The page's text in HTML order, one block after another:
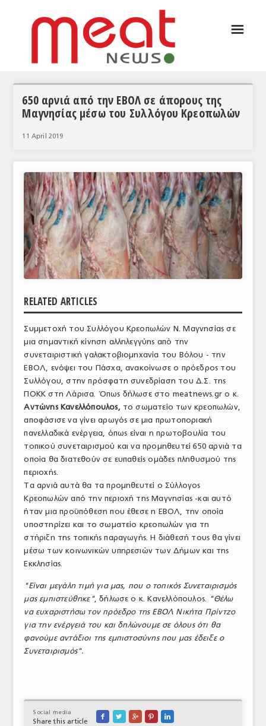
ΣΥΝΕΝΤΕΥΞΕΙΣ
ΘΕΜΑΤΑ
ΚΟΣΜΟΣ
ΕΙΔΗΣΕΙΣ
ΕΥΡΩΠΑΪΚΕΣ ΑΠΟΦΑΣΕΙΣ
ΘΕΜΑΤΑ
ΕΜΠΟΡΙΚΟΣ ΚΑΤΑΛΟΓΟΣ
ΠΑΡΑΓΩΓΗ & ΕΜΠΟΡΙΑ
ΣΦΑΓΕΙΑ
ΠΡΩΤΕΣ ΥΛΕΣ
ΕΞΟΠΛΙΣΜΟΣ
ΥΠΗΡΕΣΙΕΣ
ΕΜΠΟΡΙΚΟΙ ΑΝΤΙΠΡΟΣΩΠΟΙ
ΝΟΜΟΘΕΣΙΑ
ΕΛΛΗΝΙΚΗ ΝΟΜΟΘΕΣΙΑ
ΕΥΡΩΠΑΪΚΗ ΝΟΜΟΘΕΣΙΑ
ΤΟ ΠΕΡΙΟΔΙΚΟ
Profile
ΑΡΧΕΙΟ ΤΕΥΧΩΝ
ΣΥΝΕΔΡΙΟ ΚΡΕΑΤΟΣ
☰
650 αρνιά από την ΕΒΟΛ σε άπορους της
Μαγνησίας μέσω του Συλλόγου Κρεοπωλών
11 April 2019
RELATED ARTICLES
Συμμετοχή του Συλλόγου Κρεοπωλών Ν. Μαγνησίας σε
μια σημαντική κίνηση αλληλεγγύης από την
συνεταιριστική γαλακτοβιομηχανία του Βόλου - την
ΕΒΟΛ, ενόψει του Πάσχα, ανακοίνωσε ο πρόεδρος του
Συλλόγου, στην πρόσφατη συνεδρίαση του Δ.Σ. της
ΠΟΚΚ στη Λάρισα. Όπως δήλωσε στο meatnews.gr o κ.
Αντώνης Κανελλόπουλος, το σωματείο των κρεοπωλών,
αποφάσισε να γίνει αρωγός σε μια πρωτοποριακή
πανελλαδικά ενέργεια, όπως είναι η πρωτοβουλία του
τοπικού συνεταιρισμού και να προμηθευτεί 650 αρνιά τα
οποία θα διατεθούν σε ευπαθείς ομάδες πληθυσμού της
περιοχής.
Τα αρνιά αυτά θα τα προμηθευτεί ο Σύλλογος
Κρεοπωλών από την περιοχή της Μαγνησίας -και αυτό
ήταν μια προϋπόθεση που έθεσε η ΕΒΟΛ, την οποία
υποστηρίζει και το σωματείο κρεοπωλών για τη
στήριξη της τοπικής παραγωγής. Η διάθεσή τους θα γίνει
μέσω των κοινωνικών υπηρεσιών των Δήμων και της
Εκκλησίας.
"Είναι μεγάλη τιμή για μας, που ο τοπικός Συνεταιρισμός
μας εμπιστεύθηκε", δήλωσε ο κ. Κανελλόπουλος. "Θέλω
να ευχαριστήσω τον πρόεδρο της ΕΒΟΛ Νικήτα Πρίντζο
για την ενέργειά του και δηλώνουμε σε όλους ότι θα
φανούμε αντάξιοι της εμπιστοσύνης που μας έδειξε ο
Συνεταιρισμός".
Social media
Share this article
    